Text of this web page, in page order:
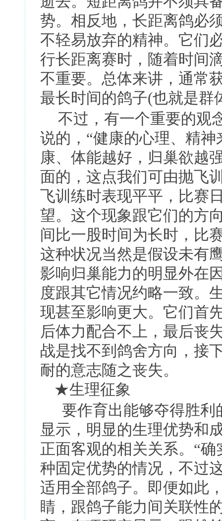
势。相反地，长距离鸽必
不轻易放弃的精神。它们
行长距离赛时，随着时间
不重要。总体来讲，通常
最长时间的鸽子(也就是群
不过，有一个重要的观
说的， “健康的心理、精神
康、体能越好，归巢欲越
面的，这点我们可由抛飞
飞训练时表现平平，比赛
望。这个现象跟它们的方
间比一股时间为长时，比
这种状况当然是假设未有
影响归巢能力的明显外在
度跟其它情况约略一致。
现甚至影响更大。它们首
后体力配合不上，最后丧
战是找不到鸽舍方向，接
耐的意志随之丧失。
★生理征象
要作育出能够夺得胜
显示，明显的生理优势和
正面客观的相关关系。 “确
种固定优势的情况，不过
适用全部鸽子。即便如此
睛，跟鸽子能力间关联性